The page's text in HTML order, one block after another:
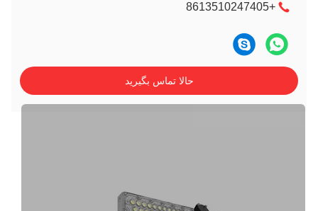
+8613510247405
حالا تماس بگیرید